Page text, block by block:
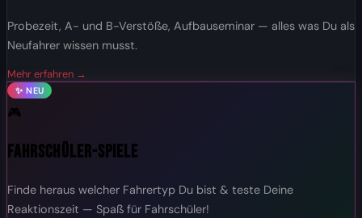
Probezeit, A- und B-Verstöße, Aufbauseminar — alles was Du als
Neufahrer wissen musst.
Mehr erfahren →
✨ NEU
🎮
Fahrschüler-Spiele
Finde heraus welcher Fahrertyp Du bist & teste Deine
Reaktionszeit — Spaß für Fahrschüler!